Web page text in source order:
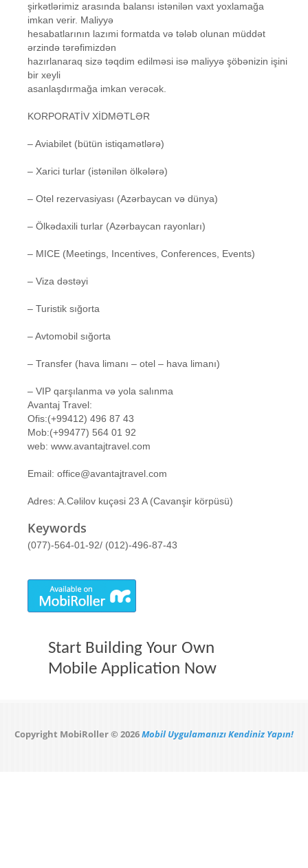
şirkətlərimiz arasında balansı istənilən vaxt yoxlamağa
imkan verir. Maliyyə
hesabatlarının lazımi formatda və tələb olunan müddət
ərzində tərəfimizdən
hazırlanaraq sizə təqdim edilməsi isə maliyyə şöbənizin işini
bir xeyli
asanlaşdırmağa imkan verəcək.
KORPORATİV XİDMƏTLƏR
– Aviabilet (bütün istiqamətlərə)
– Xarici turlar (istənilən ölkələrə)
– Otel rezervasiyası (Azərbaycan və dünya)
– Ölkədaxili turlar (Azərbaycan rayonları)
– MICE (Meetings, Incentives, Conferences, Events)
– Viza dəstəyi
– Turistik sığorta
– Avtomobil sığorta
– Transfer (hava limanı – otel – hava limanı)
– VIP qarşılanma və yola salınma
Avantaj Travel:
Ofis:(+99412) 496 87 43
Mob:(+99477) 564 01 92
web: www.avantajtravel.com
Email: office@avantajtravel.com
Adres: A.Cəlilov kuçəsi 23 A (Cavanşir körpüsü)
Keywords
(077)-564-01-92/ (012)-496-87-43
Start Building Your Own
Mobile Application Now
Copyright MobiRoller © 2026Mobil Uygulamanızı Kendiniz Yapın!